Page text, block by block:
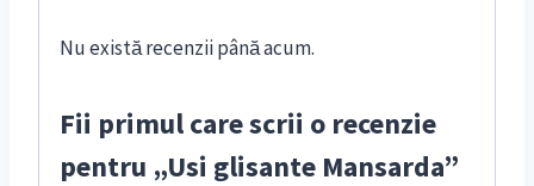
Nu există recenzii până acum.
Fii primul care scrii o recenzie
pentru „Usi glisante Mansarda”